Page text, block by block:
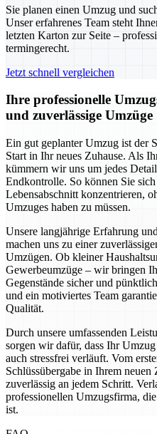
Sie planen einen Umzug und
Unser erfahrenes Team steht
letzten Karton zur Seite –
termingerecht.
Jetzt schnell vergleichen
Ihre professionelle
und zuverlässige Umzüge
Ein gut geplanter Umzug ist der
Start in Ihr neues Zuhause. Als
kümmern wir uns um jedes
Endkontrolle. So können Sie
Lebensabschnitt konzentrieren,
Umzuges haben zu müssen.
Unsere langjährige Erfahrung
machen uns zu einer
Umzügen. Ob kleiner
Gewerbeumzüge – wir bringen
Gegenstände sicher und
und ein motiviertes Team
Qualität.
Durch unsere umfassenden
sorgen wir dafür, dass Ihr
auch stressfrei verläuft. Vom
Schlüssübergabe in Ihrem
zuverlässig an jedem Schritt.
professionellen Umzugsfirma,
ist.